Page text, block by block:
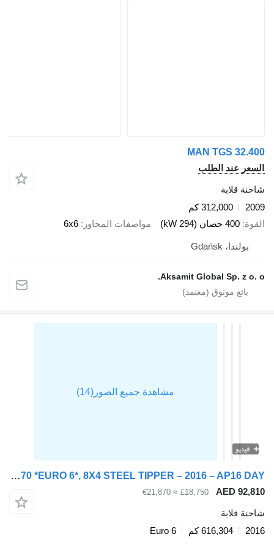
MAN TGS
عند الطلب
312,000 كم
400 حصان (294 kW)
مواصفات المحاور 6x6
Aksamit Global Sp.
Volvo FM 370 *EURO 6*, 8X4 STEEL TIPPER – 2016 – AP16 DAY
AED
£18,750
≈ €21,870
616,304 كم
Euro 6